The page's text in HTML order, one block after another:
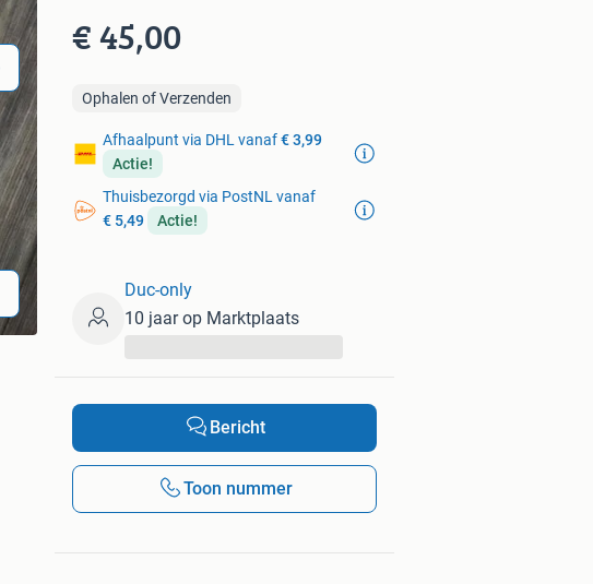
€ 45,00
Ophalen of Verzenden
Afhaalpunt via DHL vanaf€ 3,99
Actie!
Thuisbezorgd via PostNL vanaf
€ 5,49
Actie!
Duc-only
10 jaar op Marktplaats
Bericht
Toon nummer